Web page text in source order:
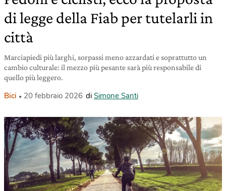
di legge della Fiab per tutelarli in
città
Marciapiedi più larghi, sorpassi meno azzardati e soprattutto un
cambio culturale: il mezzo più pesante sarà più responsabile di
quello più leggero.
Bici 20 febbraio 2026 di Simone Santi